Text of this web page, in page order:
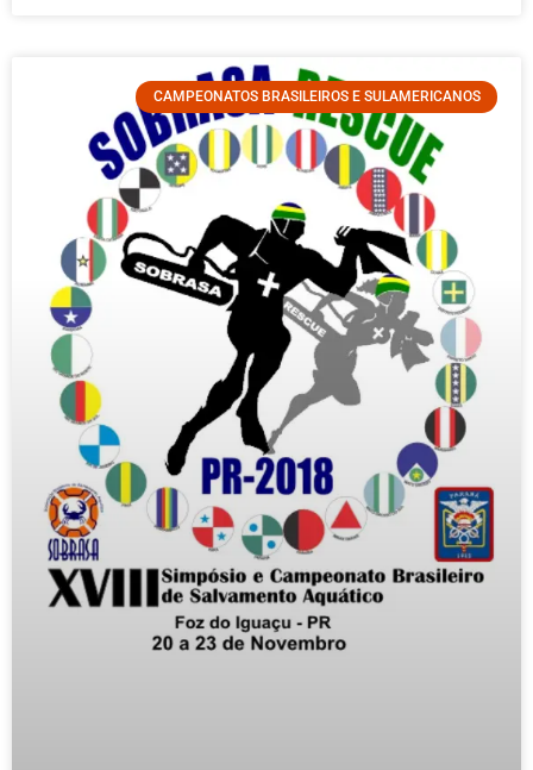
CAMPEONATOS BRASILEIROS E SULAMERICANOS